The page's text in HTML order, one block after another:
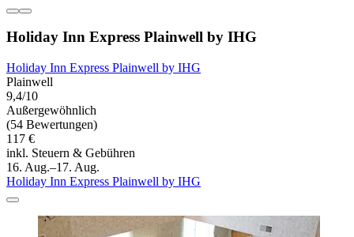
Holiday Inn Express Plainwell by IHG
Holiday Inn Express Plainwell by IHG
Plainwell
9,4/10
Außergewöhnlich
(54 Bewertungen)
117 €
inkl. Steuern & Gebühren
16. Aug.–17. Aug.
Holiday Inn Express Plainwell by IHG